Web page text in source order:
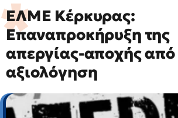
ΕΛΜΕ Κέρκυρας:
Επαναπροκήρυξη της
απεργίας-αποχής από
αξιολόγηση